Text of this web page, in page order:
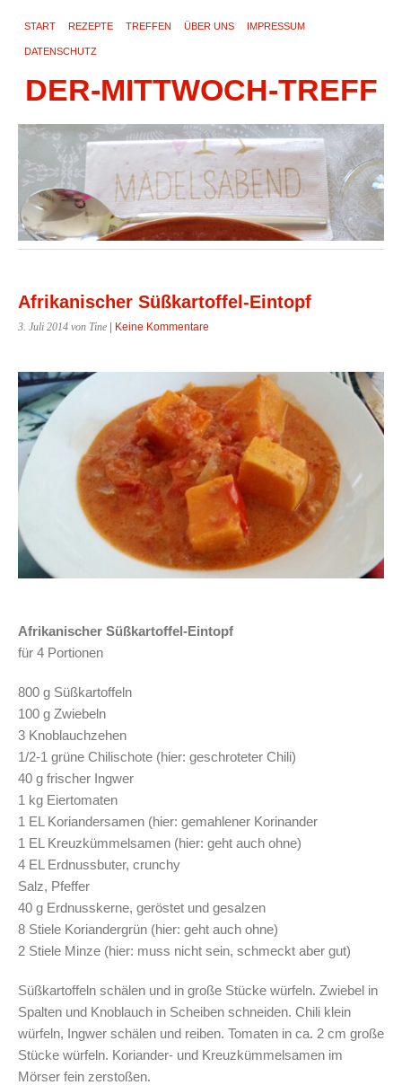
START REZEPTE TREFFEN ÜBER UNS IMPRESSUM
DATENSCHUTZ
DER-MITTWOCH-TREFF
Afrikanischer Süßkartoffel-Eintopf
3. Juli 2014 von Tine | Keine Kommentare
Afrikanischer Süßkartoffel-Eintopf
für 4 Portionen
800 g Süßkartoffeln
100 g Zwiebeln
3 Knoblauchzehen
1/2-1 grüne Chilischote (hier: geschroteter Chili)
40 g frischer Ingwer
1 kg Eiertomaten
1 EL Koriandersamen (hier: gemahlener Korinander
1 EL Kreuzkümmelsamen (hier: geht auch ohne)
4 EL Erdnussbuter, crunchy
Salz, Pfeffer
40 g Erdnusskerne, geröstet und gesalzen
8 Stiele Koriandergrün (hier: geht auch ohne)
2 Stiele Minze (hier: muss nicht sein, schmeckt aber gut)
Süßkartoffeln schälen und in große Stücke würfeln. Zwiebel in
Spalten und Knoblauch in Scheiben schneiden. Chili klein
würfeln, Ingwer schälen und reiben. Tomaten in ca. 2 cm große
Stücke würfeln. Koriander- und Kreuzkümmelsamen im
Mörser fein zerstoßen.